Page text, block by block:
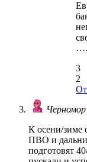
….
3
2
Черномор
К осени/
ПВО и
подготовят